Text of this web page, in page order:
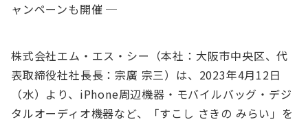
ャンペーンも開催 ─
株式会社エム・エス・シー（本社：大阪市中央区、代
表取締役社社長長：宗廣 宗三）は、2023年4月12日
（水）より、iPhone周辺機器・モバイルバッグ・デジ
タルオーディオ機器など、「すこし さきの みらい」を